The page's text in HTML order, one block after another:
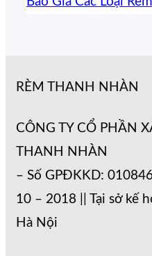
RÈM THANH NHÀN
CÔNG TY CỔ PHẦN
THANH NHÀN
– Số GPĐKKD:
10 – 2018 || Tại sở kế
Hà Nội